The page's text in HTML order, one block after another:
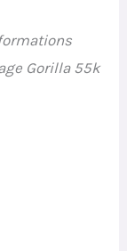
Gorilla 55k